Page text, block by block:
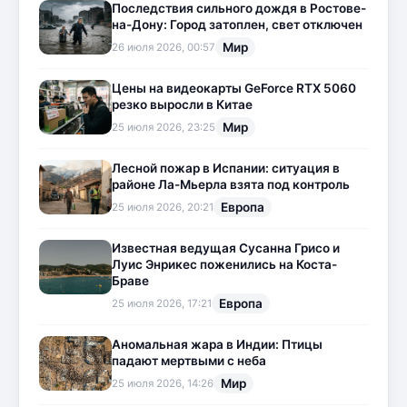
Последствия сильного дождя в Ростове-
на-Дону: Город затоплен, свет отключен
26 июля 2026, 00:57 Мир
Цены на видеокарты GeForce RTX 5060
резко выросли в Китае
25 июля 2026, 23:25 Мир
Лесной пожар в Испании: ситуация в
районе Ла-Мьерла взята под контроль
25 июля 2026, 20:21 Европа
Известная ведущая Сусанна Грисо и
Луис Энрикес поженились на Коста-
Браве
25 июля 2026, 17:21 Европа
Аномальная жара в Индии: Птицы
падают мертвыми с неба
25 июля 2026, 14:26 Мир